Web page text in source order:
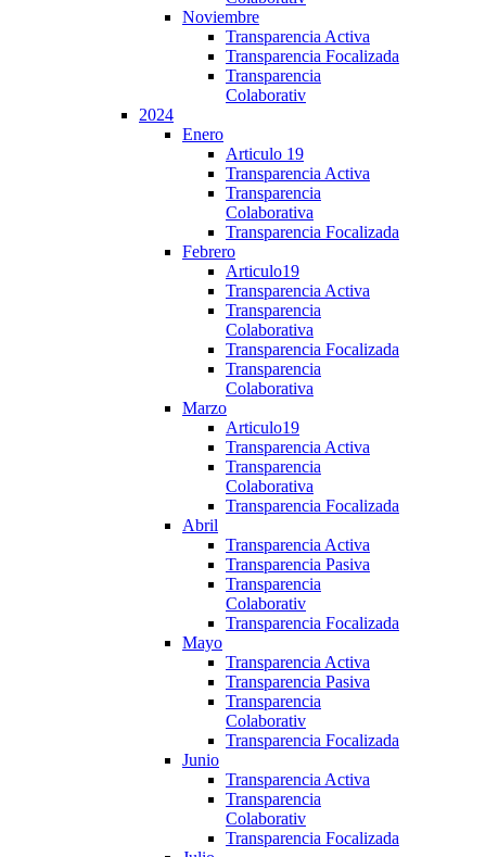
Noviembre
Transparencia Activa
Transparencia Focalizada
Transparencia
Colaborativ
2024
Enero
Articulo 19
Transparencia Activa
Transparencia
Colaborativa
Transparencia Focalizada
Febrero
Articulo19
Transparencia Activa
Transparencia
Colaborativa
Transparencia Focalizada
Transparencia
Colaborativa
Marzo
Articulo19
Transparencia Activa
Transparencia
Colaborativa
Transparencia Focalizada
Abril
Transparencia Activa
Transparencia Pasiva
Transparencia
Colaborativ
Transparencia Focalizada
Mayo
Transparencia Activa
Transparencia Pasiva
Transparencia
Colaborativ
Transparencia Focalizada
Junio
Transparencia Activa
Transparencia
Colaborativ
Transparencia Focalizada